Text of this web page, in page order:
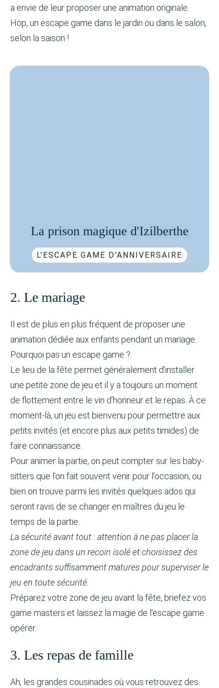
a envie de leur proposer une animation originale.
Hop, un escape game dans le jardin ou dans le salon,
selon la saison !
La prison magique d'Izilberthe
L'ESCAPE GAME D'ANNIVERSAIRE
2. Le mariage
Il est de plus en plus fréquent de proposer une
animation dédiée aux enfants pendant un mariage.
Pourquoi pas un escape game ?
Le lieu de la fête permet généralement d’installer
une petite zone de jeu et il y a toujours un moment
de flottement entre le vin d’honneur et le repas. À ce
moment-là, un jeu est bienvenu pour permettre aux
petits invités (et encore plus aux petits timides) de
faire connaissance.
Pour animer la partie, on peut compter sur les baby-
sitters que l’on fait souvent venir pour l’occasion, ou
bien on trouve parmi les invités quelques ados qui
seront ravis de se changer en maîtres du jeu le
temps de la partie.
La sécurité avant tout : attention à ne pas placer la
zone de jeu dans un recoin isolé et choisissez des
encadrants suffisamment matures pour superviser le
jeu en toute sécurité.
Préparez votre zone de jeu avant la fête, briefez vos
game masters et laissez la magie de l’escape game
opérer.
3. Les repas de famille
Ah, les grandes cousinades où vous retrouvez des